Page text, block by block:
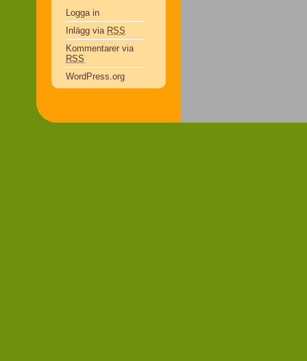
Logga in
Inlägg via RSS
Kommentarer via
RSS
WordPress.org